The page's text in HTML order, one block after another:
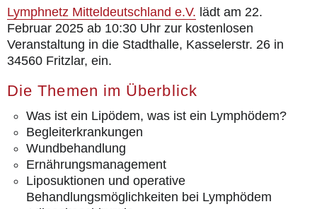
Lymphnetz Mitteldeutschland e.V. lädt am 22.
Februar 2025 ab 10:30 Uhr zur kostenlosen
Veranstaltung in die Stadthalle, Kasselerstr. 26 in
34560 Fritzlar, ein.
Die Themen im Überblick
Was ist ein Lipödem, was ist ein Lymphödem?
Begleiterkrankungen
Wundbehandlung
Ernährungsmanagement
Liposuktionen und operative
Behandlungsmöglichkeiten bei Lymphödem